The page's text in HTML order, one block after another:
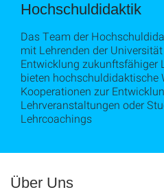
Hochschuldidaktik
Das Team der
mit Lehrenden der
Entwicklung zukunftsfähiger
bieten hochschuldidaktische
Kooperationen zur
Lehrveranstaltungen oder
Lehrcoachings
Über Uns